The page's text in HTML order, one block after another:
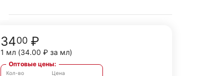
3400 ₽
1 мл (34.00 ₽ за мл)
Оптовые цены:
Кол-во Цена